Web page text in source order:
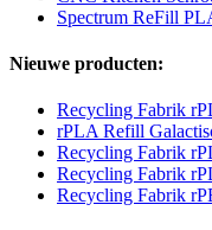
Spectrum ReFill
Nieuwe producten:
Recycling Fabrik
rPLA Refill
Recycling Fabrik
Recycling Fabrik
Recycling Fabrik